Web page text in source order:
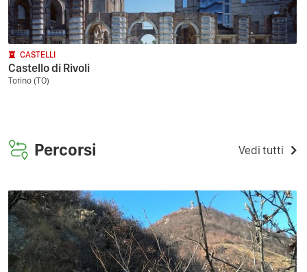
CASTELLI
Castello di Rivoli
Torino (TO)
Percorsi Vedi tutti